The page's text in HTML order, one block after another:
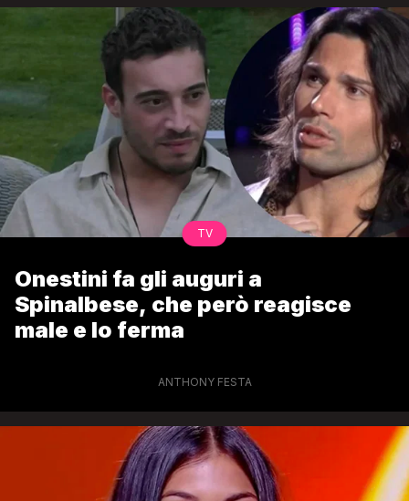
TV
Onestini fa gli auguri a
Spinalbese, che però reagisce
male e lo ferma
ANTHONY FESTA